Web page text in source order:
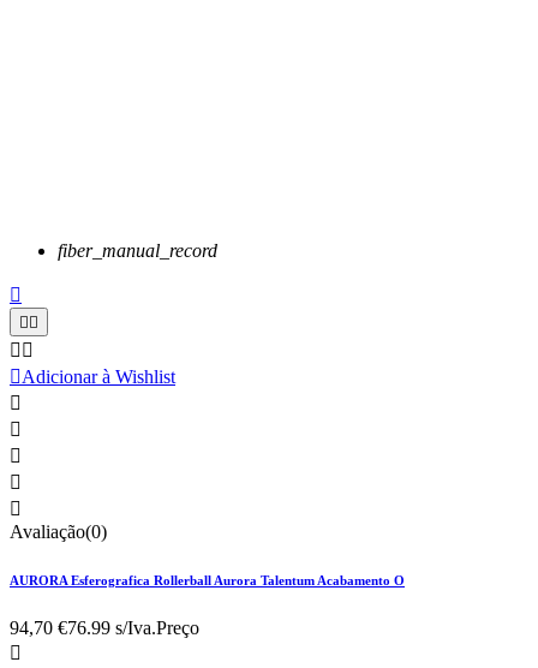
fiber_manual_record

 
 
Adicionar à Wishlist





Avaliação(0)
AURORA Esferografica Rollerball Aurora Talentum Acabamento O
94,70 €76.99 s/Iva.Preço
